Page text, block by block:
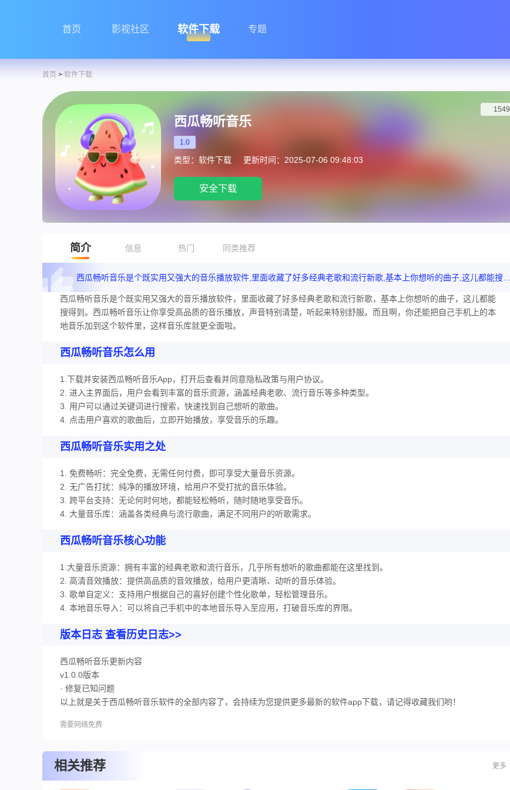
首页 影视社区 软件下载 专题
首页 > 软件下载
西瓜畅听音乐
1.0
类型：软件下载 更新时间：2025-07-06 09:48:03
安全下载
1549
简介 信息 热门 同类推荐
西瓜畅听音乐是个既实用又强大的音乐播放软件，里面收藏了好多经典老歌和流行新歌，基本上你想听的曲子，这儿都能
搜得到。西瓜畅听音乐让你享受高品质的音乐播放，声音特别清楚，听起来特别舒服。而且啊，你还能把自己手机上的本
地音乐加到这个软件里，这样音乐库就更全面啦。
西瓜畅听音乐怎么用
1.下载并安装西瓜畅听音乐App，打开后查看并同意隐私政策与用户协议。
2. 进入主界面后，用户会看到丰富的音乐资源，涵盖经典老歌、流行音乐等多种类型。
3. 用户可以通过关键词进行搜索，快速找到自己想听的歌曲。
4. 点击用户喜欢的歌曲后，立即开始播放，享受音乐的乐趣。
西瓜畅听音乐实用之处
1. 免费畅听：完全免费，无需任何付费，即可享受大量音乐资源。
2. 无广告打扰：纯净的播放环境，给用户不受打扰的音乐体验。
3. 跨平台支持：无论何时何地，都能轻松畅听，随时随地享受音乐。
4. 大量音乐库：涵盖各类经典与流行歌曲，满足不同用户的听歌需求。
西瓜畅听音乐核心功能
1.大量音乐资源：拥有丰富的经典老歌和流行音乐，几乎所有想听的歌曲都能在这里找到。
2. 高清音效播放：提供高品质的音效播放，给用户更清晰、动听的音乐体验。
3. 歌单自定义：支持用户根据自己的喜好创建个性化歌单，轻松管理音乐。
4. 本地音乐导入：可以将自己手机中的本地音乐导入至应用，打破音乐库的界限。
版本日志 查看历史日志>>
西瓜畅听音乐更新内容
v1.0.0版本
· 修复已知问题
以上就是关于西瓜畅听音乐软件的全部内容了，会持续为您提供更多最新的软件app下载，请记得收藏我们哟！
需要网络免费
相关推荐 更多